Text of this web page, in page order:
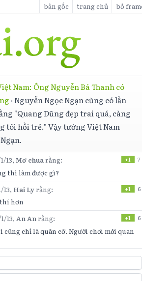
bản gốc trang chủ bỏ
Nam: Ông Nguyễn Bá Thanh có
·Nguyễn Ngọc Ngạn cũng có lần
"Quang Dũng đẹp trai quá, càng
tôi hồi trẻ." Vậy tướng Việt Nam
13,Mơ chuarằng: +1 7
thì làm được gì?
13, Hai Lyrằng: +1 6
hơn
13,An Anrằng: +1 6
chỉ là quân cờ. Người chơi mới quan